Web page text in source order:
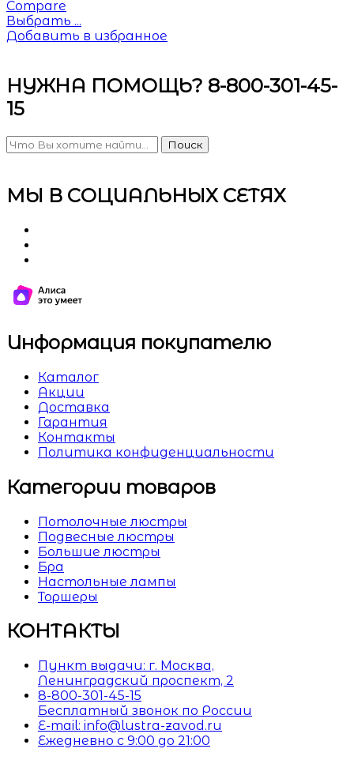
Compare
Выбрать ...
Добавить в избранное
НУЖНА ПОМОЩЬ? 8-800-301-45-
15
Поиск
МЫ В СОЦИАЛЬНЫХ СЕТЯХ
Информация покупателю
Каталог
Акции
Доставка
Гарантия
Контакты
Политика конфиденциальности
Категории товаров
Потолочные люстры
Подвесные люстры
Большие люстры
Бра
Настольные лампы
Торшеры
КОНТАКТЫ
Пункт выдачи: г. Москва,
Ленинградский проспект, 2
8-800-301-45-15
Бесплатный звонок по России
E-mail: info@lustra-zavod.ru
Ежедневно с 9:00 до 21:00